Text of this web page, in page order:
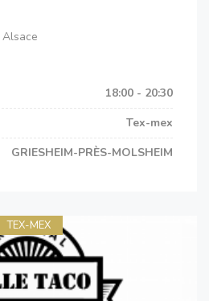
18:00 - 20:30
Tex-mex
GRIESHEIM-PRÈS-MOLSHEIM
TEX-MEX